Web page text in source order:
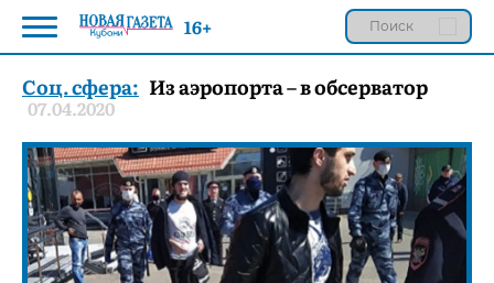
Соц. сфера: Из аэропорта – в обсерватор
07.04.2020
16+